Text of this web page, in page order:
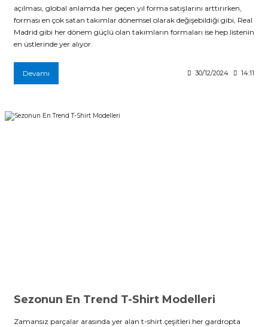
açılması, global anlamda her geçen yıl forma satışlarını arttırırken,
forması en çok satan takımlar dönemsel olarak değişebildiği gibi, Real
Madrid gibi her dönem güçlü olan takımların formaları ise hep listenin
en üstlerinde yer alıyor.
Devamı 30/12/2024 14:11
Sezonun En Trend T-Shirt Modelleri
Zamansız parçalar arasında yer alan t-shirt çeşitleri her gardropta